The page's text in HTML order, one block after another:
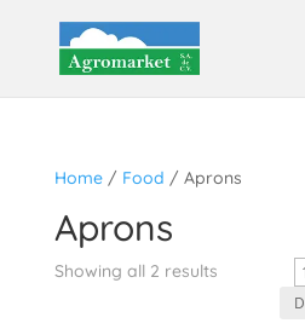
Home/ Food / Aprons
Aprons
Showing all 2 results